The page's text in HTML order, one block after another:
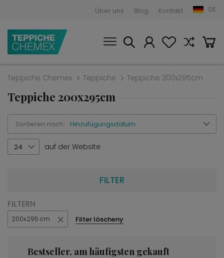
Über uns Blog Kontakt DE
Teppiche Chemex Teppiche Teppiche 200x295cm
Teppiche 200x295cm
Sortieren nach: Hinzufügungsdatum
24 auf der Website
FILTER
FILTERN
200x295 cm Filter löscheny
Bestseller, am häufigsten gekauft